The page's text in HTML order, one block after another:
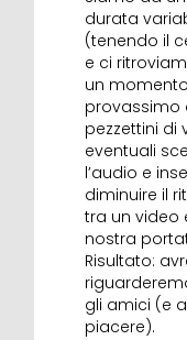
durata
(tenendo il
e ci
un
provassimo
pezzettini di
eventuali
l’audio e
diminuire il
tra un video
nostra
Risultato:
gli amici (e
piacere).